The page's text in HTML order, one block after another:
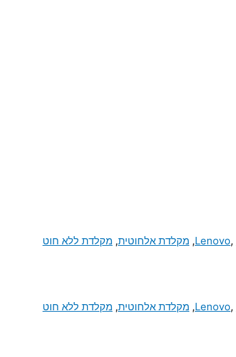
Lenovo,
, מקלדת אלחוטית, מקלדת ללא חוט
Lenovo,
, מקלדת אלחוטית, מקלדת ללא חוט